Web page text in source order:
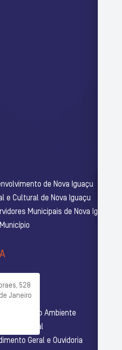
de Nova Iguaçu
e Cultural de Nova Iguaçu
Municipais de Nova Iguaçu
528
Janeiro
e Meio Ambiente
Social
Geral e Ouvidoria